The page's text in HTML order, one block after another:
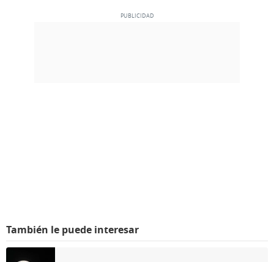
También le puede interesar